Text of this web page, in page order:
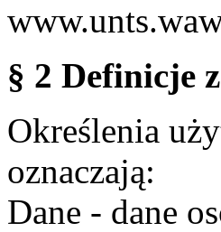
§ 2 Definicje
Określenia
oznaczają:
Dane - dane